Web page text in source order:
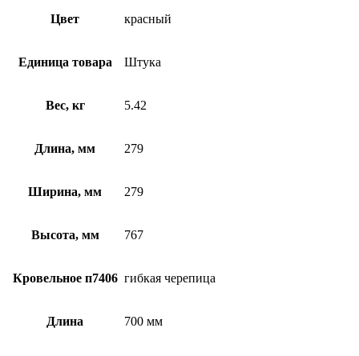
Цвет красный
Единица товара Штука
Вес, кг 5.42
Длина, мм 279
Ширина, мм 279
Высота, мм 767
Кровельное п7406 гибкая черепица
Длина 700 мм